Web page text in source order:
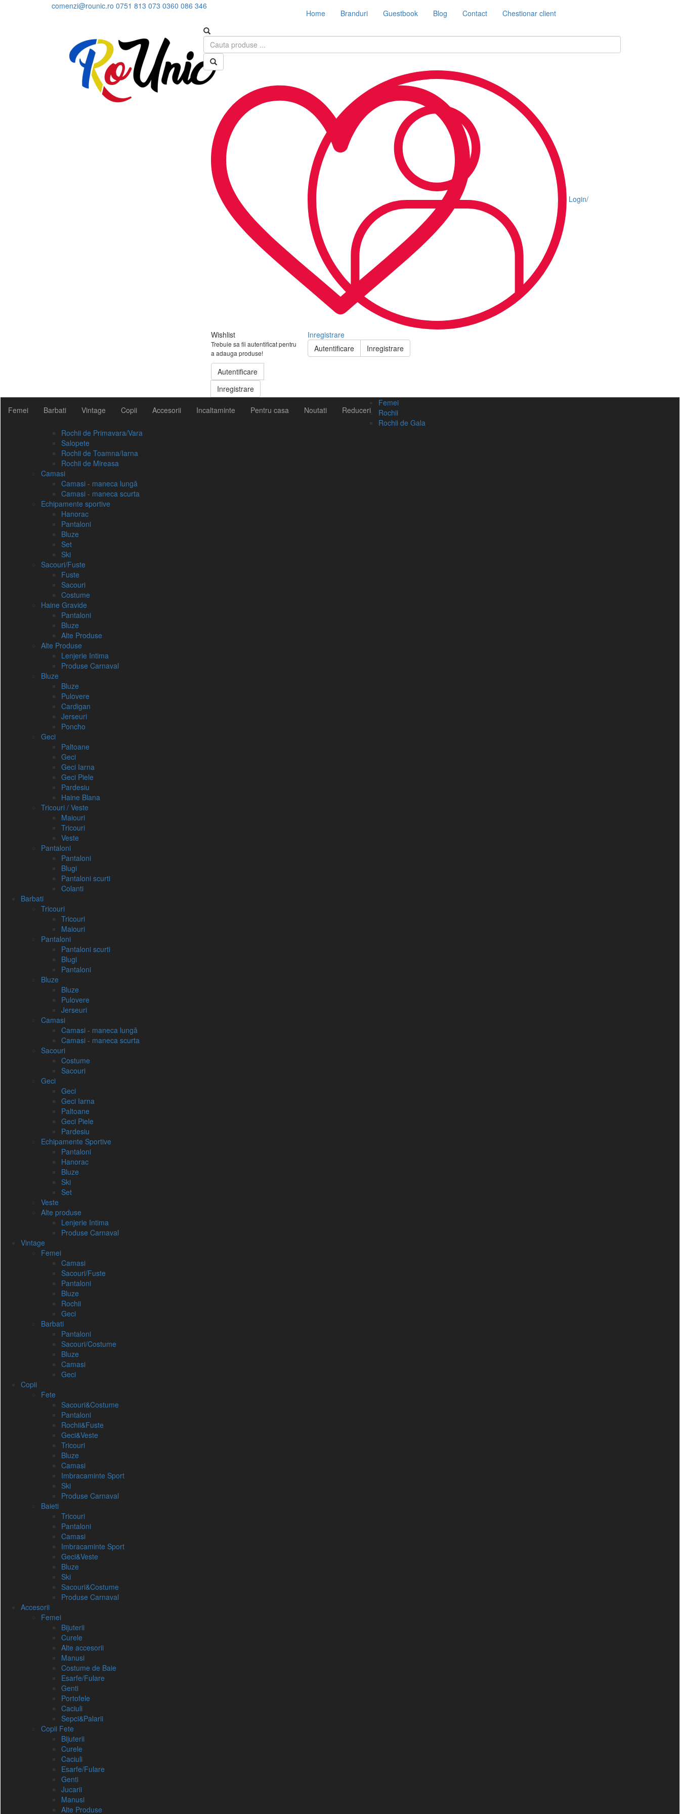
comenzi@rounic.ro 0751 813 073 0360 086 346
Home Branduri Guestbook Blog Contact Chestionar client
Wishlist
Trebuie sa fii autentificat pentru
a adauga produse!
Autentificare
Inregistrare
Login/
Inregistrare
Autentificare
Inregistrare
Femei Barbati Vintage Copii Accesorii Incaltaminte Pentru casa Noutati Reduceri
Femei
Rochii
Rochii de Gala
Rochii de Primavara/Vara
Salopete
Rochii de Toamna/Iarna
Rochii de Mireasa
Camasi
Camasi - maneca lungă
Camasi - maneca scurta
Echipamente sportive
Hanorac
Pantaloni
Bluze
Set
Ski
Sacouri/Fuste
Fuste
Sacouri
Costume
Haine Gravide
Pantaloni
Bluze
Alte Produse
Alte Produse
Lenjerie Intima
Produse Carnaval
Bluze
Bluze
Pulovere
Cardigan
Jerseuri
Poncho
Geci
Paltoane
Geci
Geci Iarna
Geci Piele
Pardesiu
Haine Blana
Tricouri / Veste
Maiouri
Tricouri
Veste
Pantaloni
Pantaloni
Blugi
Pantaloni scurti
Colanti
Barbati
Tricouri
Tricouri
Maiouri
Pantaloni
Pantaloni scurti
Blugi
Pantaloni
Bluze
Bluze
Pulovere
Jerseuri
Camasi
Camasi - maneca lungă
Camasi - maneca scurta
Sacouri
Costume
Sacouri
Geci
Geci
Geci Iarna
Paltoane
Geci Piele
Pardesiu
Echipamente Sportive
Pantaloni
Hanorac
Bluze
Ski
Set
Veste
Alte produse
Lenjerie Intima
Produse Carnaval
Vintage
Femei
Camasi
Sacouri/Fuste
Pantaloni
Bluze
Rochii
Geci
Barbati
Pantaloni
Sacouri/Costume
Bluze
Camasi
Geci
Copii
Fete
Sacouri&Costume
Pantaloni
Rochii&Fuste
Geci&Veste
Tricouri
Bluze
Camasi
Imbracaminte Sport
Ski
Produse Carnaval
Baieti
Tricouri
Pantaloni
Camasi
Imbracaminte Sport
Geci&Veste
Bluze
Ski
Sacouri&Costume
Produse Carnaval
Accesorii
Femei
Bijuterii
Curele
Alte accesorii
Manusi
Costume de Baie
Esarfe/Fulare
Genti
Portofele
Caciuli
Sepci&Palarii
Copii Fete
Bijuterii
Curele
Caciuli
Esarfe/Fulare
Genti
Jucarii
Manusi
Alte Produse